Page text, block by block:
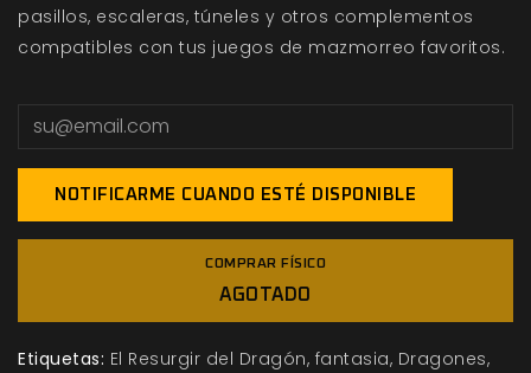
pasillos, escaleras, túneles y otros complementos
compatibles con tus juegos de mazmorreo favoritos.
NOTIFICARME CUANDO ESTÉ DISPONIBLE
COMPRAR FÍSICO
AGOTADO
Etiquetas: El Resurgir del Dragón fantasia Dragones